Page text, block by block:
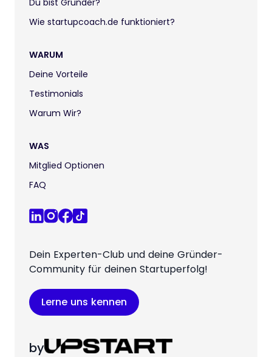
Du bist Gründer?
Wie startupcoach.de funktioniert?
WARUM
Deine Vorteile
Testimonials
Warum Wir?
WAS
Mitglied Optionen
FAQ
Dein Experten-Club und deine Gründer-
Community für deinen Startuperfolg!
Lerne uns kennen
by